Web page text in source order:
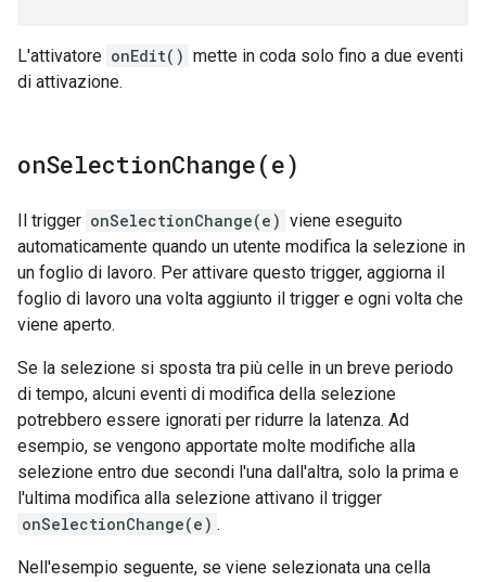
L'attivatore onEdit() mette in coda solo fino a due eventi
di attivazione.
onSelectionChange(e)
Il trigger onSelectionChange(e) viene eseguito
automaticamente quando un utente modifica la selezione in
un foglio di lavoro. Per attivare questo trigger, aggiorna il
foglio di lavoro una volta aggiunto il trigger e ogni volta che
viene aperto.
Se la selezione si sposta tra più celle in un breve periodo
di tempo, alcuni eventi di modifica della selezione
potrebbero essere ignorati per ridurre la latenza. Ad
esempio, se vengono apportate molte modifiche alla
selezione entro due secondi l'una dall'altra, solo la prima e
l'ultima modifica alla selezione attivano il trigger
onSelectionChange(e) .
Nell'esempio seguente, se viene selezionata una cella